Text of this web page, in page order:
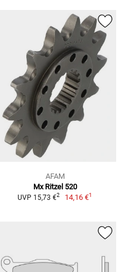
AFAM
Mx Ritzel 520
UVP 15,73 €2 14,16 €1